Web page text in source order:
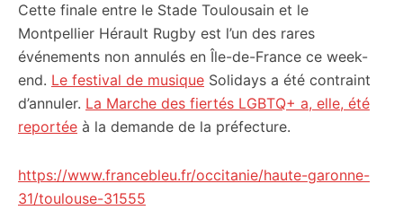
Cette finale entre le Stade Toulousain et le
Montpellier Hérault Rugby est l’un des rares
événements non annulés en Île-de-France ce week-
end. Le festival de musique Solidays a été contraint
d’annuler. La Marche des fiertés LGBTQ+ a, elle, été
reportée à la demande de la préfecture.
https://www.francebleu.fr/occitanie/haute-garonne-
31/toulouse-31555